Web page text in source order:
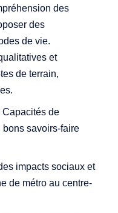
des
des
de vie.
et
de terrain,
Capacités de
savoirs-faire
impacts sociaux et
de métro au centre-